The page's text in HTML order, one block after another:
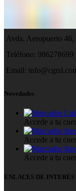
Avda. Aeropuerto 46,
Teléfono: 986278699
Email:
Novedades
Accede a tu
Accede a tu
Accede a tu
ENLACES DE INTERÉS